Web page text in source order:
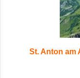
St. Anton am